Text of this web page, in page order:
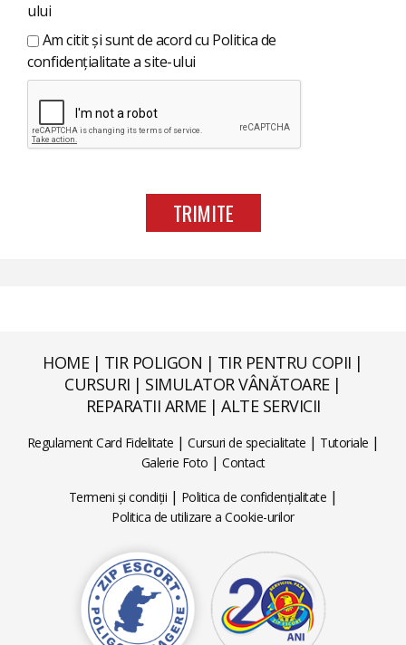
ului
Am citit și sunt de acord cu Politica de
confidențialitate a site-ului
HOME | TIR POLIGON | TIR PENTRU COPII |
CURSURI | SIMULATOR VÂNĂTOARE |
REPARATII ARME | ALTE SERVICII
Regulament Card Fidelitate | Cursuri de specialitate | Tutoriale |
Galerie Foto | Contact
Termeni și condiții | Politica de confidențialitate |
Politica de utilizare a Cookie-urilor